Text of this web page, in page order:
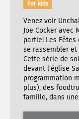
For kids
Venez voir
Joe Cocker avec
partie! Les
se rassembler
Cette série de
devant l'église
programmation
plus), des
famille, dans